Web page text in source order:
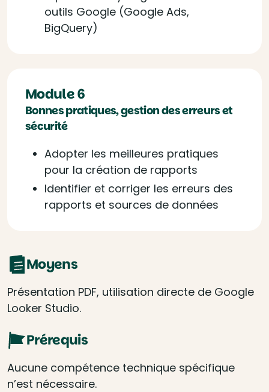
outils Google (Google Ads,
BigQuery)
Module 6
Bonnes pratiques, gestion des erreurs et
sécurité
Adopter les meilleures pratiques
pour la création de rapports
Identifier et corriger les erreurs des
rapports et sources de données
Moyens
Présentation PDF, utilisation directe de Google
Looker Studio.
Prérequis
Aucune compétence technique spécifique
n’est nécessaire.